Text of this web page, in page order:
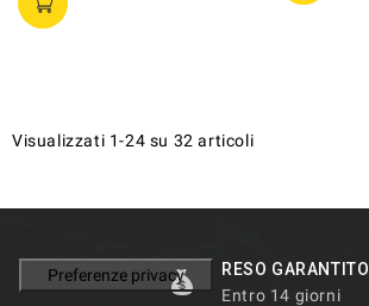
Visualizzati 1-24 su 32 articoli
RESO GARANTITO
Entro 14 giorni